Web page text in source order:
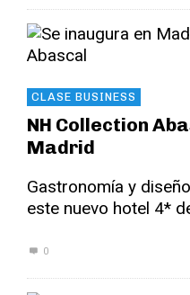
CLASE BUSINESS
NH Collection
Madrid
Gastronomía y
este nuevo hotel 4*
0